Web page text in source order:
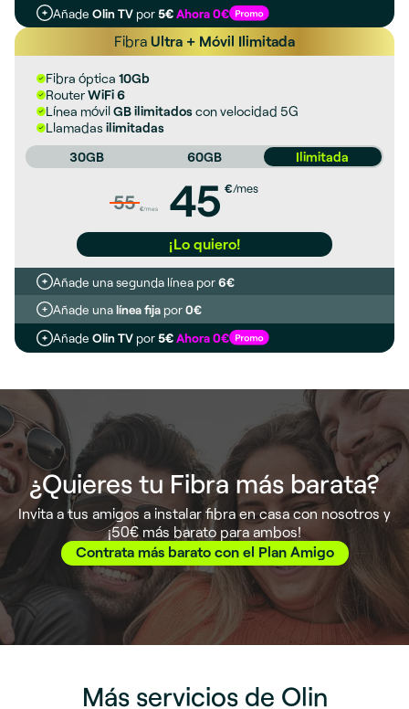
Añade Olin TVpor5€ Ahora 0€
Fibra Ultra + Móvil Ilimitada
Fibra óptica 10Gb
RouterWiFi 6
Línea móvilGB ilimitadoscon velocidad 5G
Llamadas ilimitadas
30GB
60GB Ilimitada
45 €/mes
55 €/mes
¡Lo quiero!
Añade una segunda línea por6€
Añade unalínea fijapor0€
Añade Olin TVpor5€ Ahora 0€
¿Quieres tu Fibra más barata?
Invita a tus amigos a instalar fibra en casa con nosotros y
¡50€ más barato para ambos!
Contrata más barato con el Plan Amigo
Más servicios de Olin